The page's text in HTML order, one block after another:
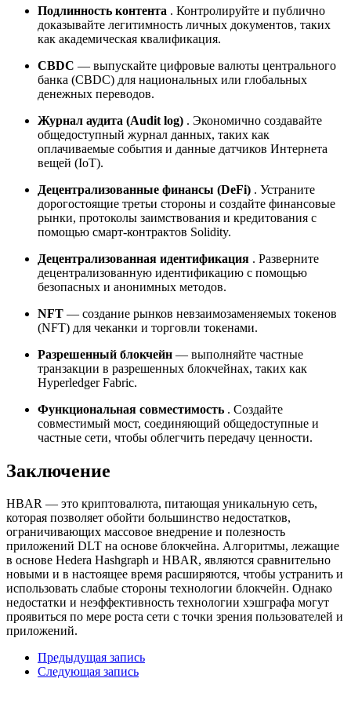
Подлинность контента . Контролируйте и публично
доказывайте легитимность личных документов, таких
как академическая квалификация.
CBDC — выпускайте цифровые валюты центрального
банка (CBDC) для национальных или глобальных
денежных переводов.
Журнал аудита (Audit log) . Экономично создавайте
общедоступный журнал данных, таких как
оплачиваемые события и данные датчиков Интернета
вещей (IoT).
Децентрализованные финансы (DeFi) . Устраните
дорогостоящие третьи стороны и создайте финансовые
рынки, протоколы заимствования и кредитования с
помощью смарт-контрактов Solidity.
Децентрализованная идентификация . Разверните
децентрализованную идентификацию с помощью
безопасных и анонимных методов.
NFT — создание рынков невзаимозаменяемых токенов
(NFT) для чеканки и торговли токенами.
Разрешенный блокчейн — выполняйте частные
транзакции в разрешенных блокчейнах, таких как
Hyperledger Fabric.
Функциональная совместимость . Создайте
совместимый мост, соединяющий общедоступные и
частные сети, чтобы облегчить передачу ценности.
Заключение
HBAR — это криптовалюта, питающая уникальную сеть,
которая позволяет обойти большинство недостатков,
ограничивающих массовое внедрение и полезность
приложений DLT на основе блокчейна. Алгоритмы, лежащие
в основе Hedera Hashgraph и HBAR, являются сравнительно
новыми и в настоящее время расширяются, чтобы устранить и
использовать слабые стороны технологии блокчейн. Однако
недостатки и неэффективность технологии хэшграфа могут
проявиться по мере роста сети с точки зрения пользователей и
приложений.
Предыдущая запись
Следующая запись